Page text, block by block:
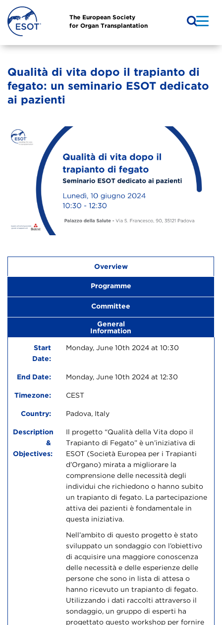
The European Society
for Organ Transplantation
Qualità di vita dopo il trapianto di
fegato: un seminario ESOT dedicato
ai pazienti
Overview
Programme
Committee
General
Information
Start
Date:
Monday, June 10th 2024 at 10:30
End Date: Monday, June 10th 2024 at 12:30
Timezone: CEST
Country: Padova, Italy
Description
&
Objectives:
Il progetto “Qualità della Vita dopo il
Trapianto di Fegato” è un’iniziativa di
ESOT (Società Europea per i Trapianti
d’Organo) mirata a migliorare la
comprensione delle necessità degli
individui che richiedono o hanno subito
un trapianto di fegato. La partecipazione
attiva dei pazienti è fondamentale in
questa iniziativa.
Nell’ambito di questo progetto è stato
sviluppato un sondaggio con l’obiettivo
di acquisire una maggiore conoscenza
delle necessità e delle esperienze delle
persone che sono in lista di attesa o
hanno ricevuto un trapianto di fegato.
Utilizzando i dati raccolti attraverso il
sondaggio, un gruppo di esperti ha
progettato questo workshop per fornire